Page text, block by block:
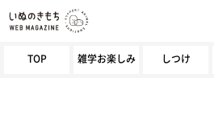
TOP 雑学お楽しみ しつけ